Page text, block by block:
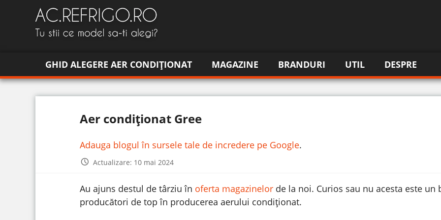
GHID ALEGERE AER CONDIȚIONAT MAGAZINE BRANDURI UTIL DESPRE
Aer condiționat Gree
Adauga blogul în sursele tale de incredere pe Google.
Actualizare: 10 mai 2024
Au ajuns destul de târziu în oferta magazinelor de la noi. Curios sau nu acesta este
producători de top în producerea aerului condiționat.